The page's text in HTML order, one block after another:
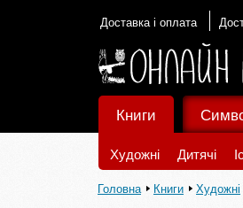
Доставка і оплата
Книги
Художні Дитячі
Головна Книги Художні